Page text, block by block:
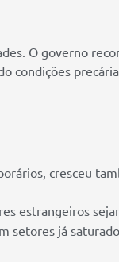
O governo
condições
cresceu
estrangeiros
setores já